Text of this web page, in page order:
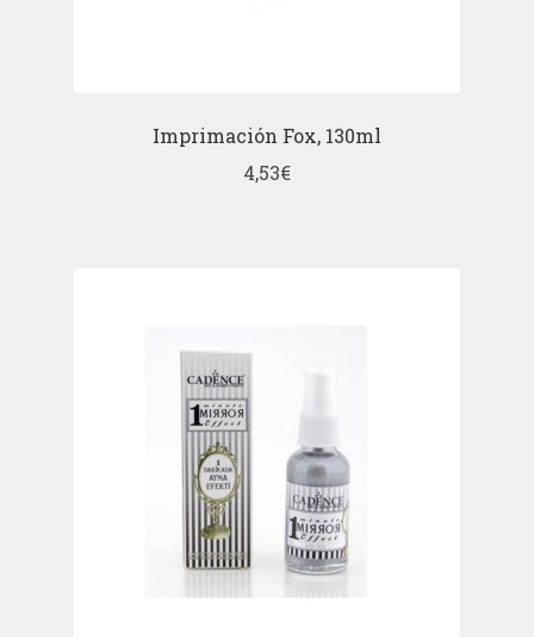
Imprimación Fox, 130ml
4,53€